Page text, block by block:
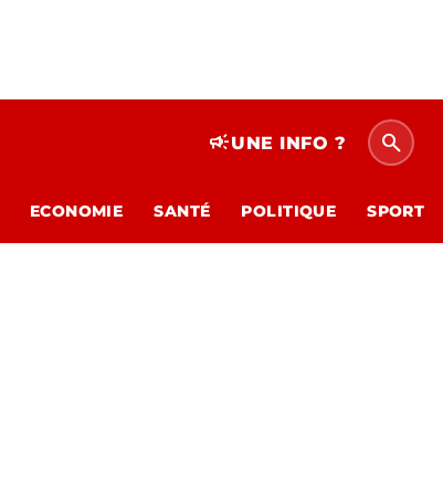
campaignUNE INFO ? search
ECONOMIE SANTÉ POLITIQUE SPORT